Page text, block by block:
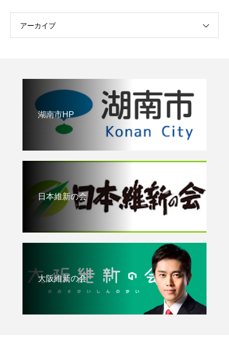
アーカイブ
湖南市HP
日本維新の会
大阪維新の会